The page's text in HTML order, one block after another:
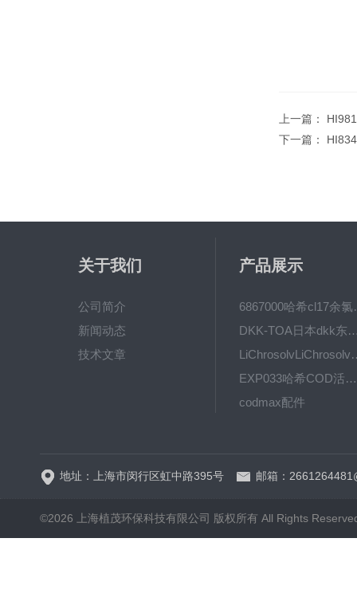
上一篇：
下一篇：
关于我们
公司简介
新闻动态
技术文章
产品展示
6867000
DKK-TOA日本dkk东亚电
EXP033哈希COD活塞泵价格 EXP033
codmax配件
地址：上海市闵行区虹中路395号 邮箱：
©2026 上海植茂环保科技有限公司 版权所有 All Rights